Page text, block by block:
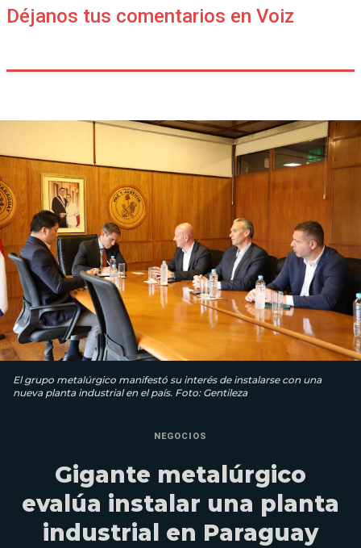
Déjanos tus comentarios en Voiz
El grupo metalúrgico manifestó su interés de instalarse con una
nueva planta industrial en el país. Foto: Gentileza
NEGOCIOS
Gigante metalúrgico
evalúa instalar una planta
industrial en Paraguay